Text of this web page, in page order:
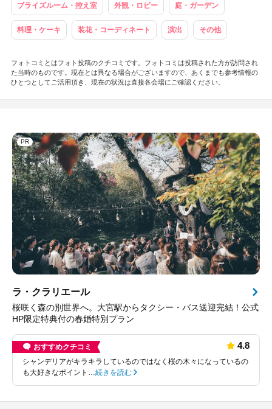
ブライズルーム・控え室 外観・ロビー 庭・ガーデン
料理・ケーキ 装花・コーディネート 演出 その他
フォトコミとはフォト投稿のクチコミです。フォトコミは投稿された方が訪問され
た当時のものです。現在とは異なる場合がございますので、あくまでも参考情報の
ひとつとしてご活用頂き、現在の状況は直接各会場にご確認ください。
PR
ラ・クラリエール
桜咲く森の別世界へ。大宮駅からタクシー・バス送迎完結！公式
HP限定特典付の春婚特別プラン
おすすめクチコミ 4.8
シャンデリアがキラキラしているのではなく桜の木々になっているの
も大好きなポイント…続きを読む